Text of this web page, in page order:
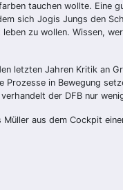
tauchen wollte.
sich Jogis Jungs den
zu wollen. Wissen,
letzten Jahren Kritik
in Bewegung
der DFB nur
aus dem Cockpit